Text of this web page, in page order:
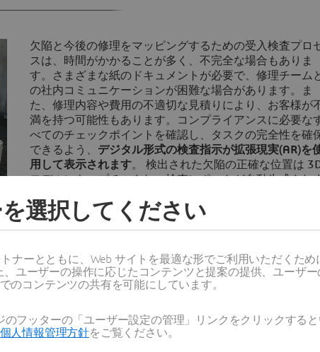
欠陥と今後の修理をマッピングするための受入検査プロ
スは、時間がかかることが多く、不完全な場合もありま
す。さまざまな紙のドキュメントが必要で、修理チーム
の社内コミュニケーションが困難な場合があります。ま
た、修理内容や費用の不適切な見積りにより、お客様が
満を持つ可能性もあります。コンプライアンスに必要な
べてのチェックポイントを確認し、タスクの完全性を確
できるよう、 デジタル形式の検査指示が拡張現実(AR)を
用して表示されます。 検出された欠陥の正確な位置は
モデルにキャプチャされ、検査レポートが自動生成され
し、データを収集してトレーサビリティーを向上させ、最
終顧客の満足度を上げることができます。
さあ、始めましょう
選択してください
ナーとともに、Web サイトを最適な形でご利用いただくた
ユーザーの操作に応じたコンテンツと提案の提供、ユーザ
のコンテンツの共有を可能にしています。
フッターの「ユーザー設定の管理」リンクをクリックする
個人情報管理方針をご覧ください。